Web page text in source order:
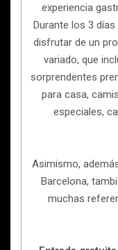
experiencia
Durante los 3
disfrutar de un
variado, que
sorprendentes
para casa,
especiales,
Asimismo,
Barcelona,
muchas